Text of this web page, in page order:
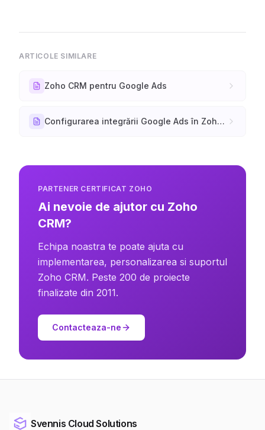
ARTICOLE SIMILARE
Zoho CRM pentru Google Ads
Configurarea integrării Google Ads în Zoho CRM
PARTENER CERTIFICAT ZOHO
Ai nevoie de ajutor cu Zoho
CRM?
Echipa noastra te poate ajuta cu
implementarea, personalizarea si suportul
Zoho CRM. Peste 200 de proiecte
finalizate din 2011.
Contacteaza-ne
Svennis Cloud Solutions